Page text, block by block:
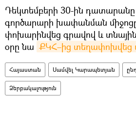
Դեկտեմբերի 30-ին դատարանը
գործարարի խափանման
փոխարինվեց գրավով և տնային
օրը նա ՔԿՀ–ից տեղափոխվեց
Հայաստան Սամվել Կարապետյան
Ձերբակալություն